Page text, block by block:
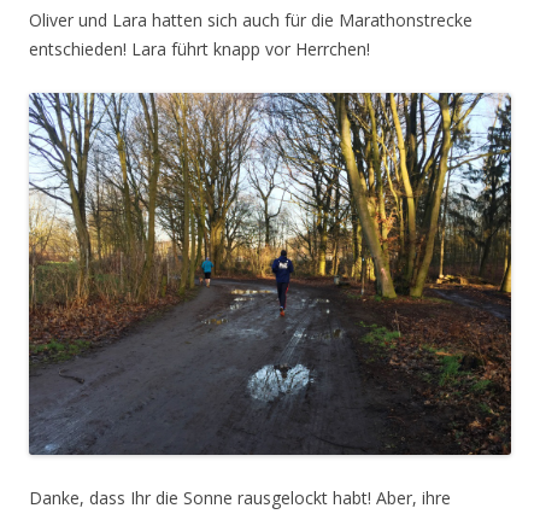
Oliver und Lara hatten sich auch für die Marathonstrecke
entschieden! Lara führt knapp vor Herrchen!
Danke, dass Ihr die Sonne rausgelockt habt! Aber, ihre